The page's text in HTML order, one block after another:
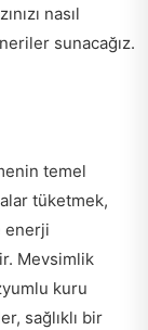
nasıl
sunacağız.
temel
tüketmek,
enerji
Mevsimlik
kuru
sağlıklı bir